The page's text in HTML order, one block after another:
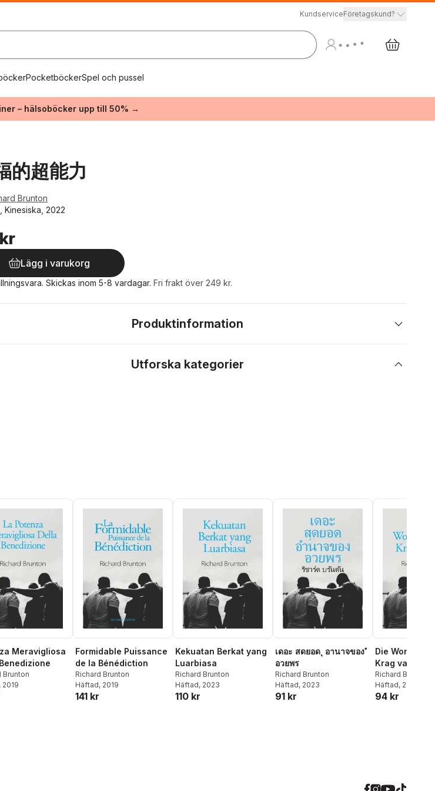
KundserviceFöretagskund?
PocketböckerSpel och pussel
– hälsoböcker upp till 50% →
的超能力
Brunton
Kinesiska, 2022
Lägg i varukorg
Skickas inom 5-8 vardagar. Fri frakt över 249 kr.
Produktinformation
Utforska kategorier
Meravigliosa
Brunton
, 2019
Formidable Puissance
de la Bénédiction
Richard Brunton
Häftad, 2019
141 kr
Kekuatan Berkat yang
Luarbiasa
Richard Brunton
Häftad, 2023
110 kr
เดอะ สดยอด ุ อานาจของ ํ
อวยพร
Richard Brunton
Häftad, 2023
91 kr
Die
Krag van
Richard Brunton
Häftad, 2022
94 kr